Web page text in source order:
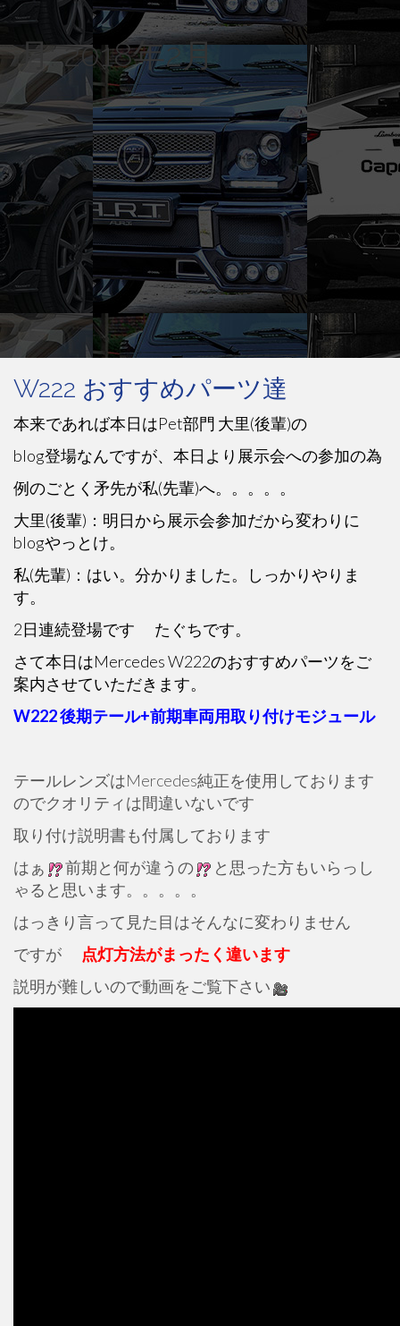
月:2018年2月
W222 おすすめパーツ達
本来であれば本日はPet部門 大里(後輩)の
blog登場なんですが、本日より展示会への参加の為
例のごとく矛先が私(先輩)へ。。。。。
大里(後輩)：明日から展示会参加だから変わりに
blogやっとけ。
私(先輩)：はい。分かりました。しっかりやりま
す。
2日連続登場です
たぐちです。
さて本日はMercedes W222のおすすめパーツをご
案内させていただきます。
W222 後期テール+前期車両用取り付けモジュール
テールレンズはMercedes純正を使用しております
のでクオリティは間違いないです
取り付け説明書も付属しております
はぁ
前期と何が違うの
と思った方もいらっし
ゃると思います。。。。。
はっきり言って見た目はそんなに変わりません
ですが
点灯方法がまったく違います
説明が難しいので動画をご覧下さい